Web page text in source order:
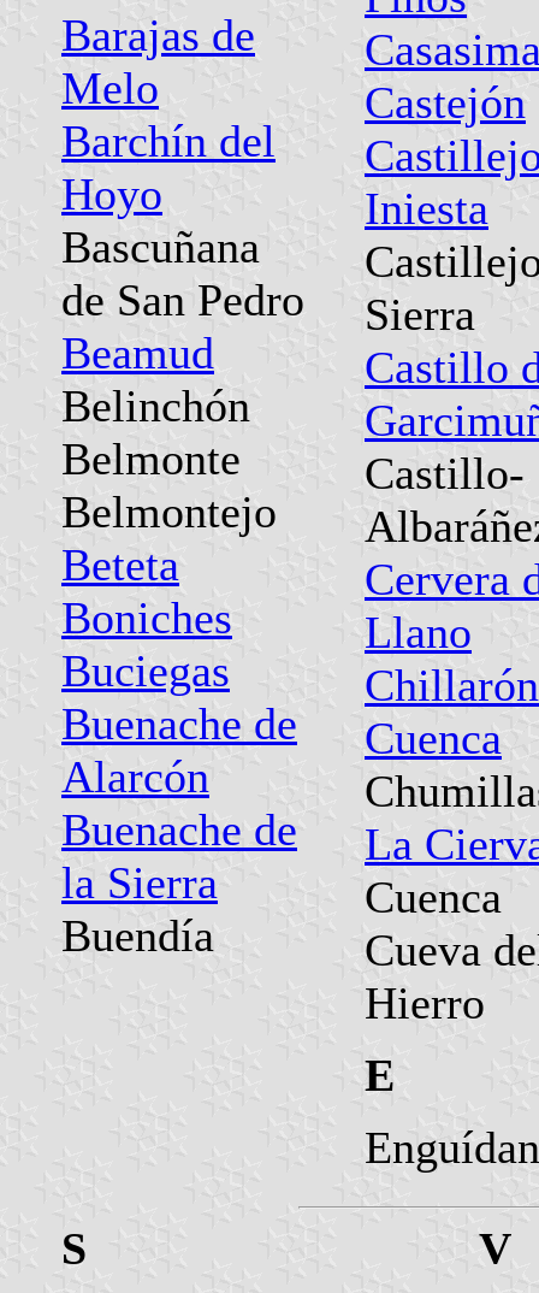
Barajas de
Melo
Barchín del
Hoyo
Bascuñana
de San Pedro
Beamud
Belinchón
Belmonte
Belmontejo
Beteta
Boniches
Buciegas
Buenache de
Alarcón
Buenache de
la Sierra
Buendía
Castejón
Iniesta
Sierra
Castillo
Castillo-
Cervera
Llano
Cuenca
La
Cuenca
Cueva
Hierro
E
S
V